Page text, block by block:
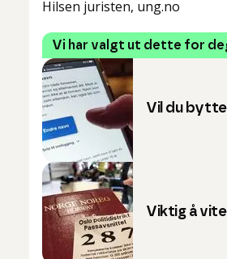
Hilsen juristen, ung.no
Vi har valgt ut dette for
Vil du bytte
Viktig å